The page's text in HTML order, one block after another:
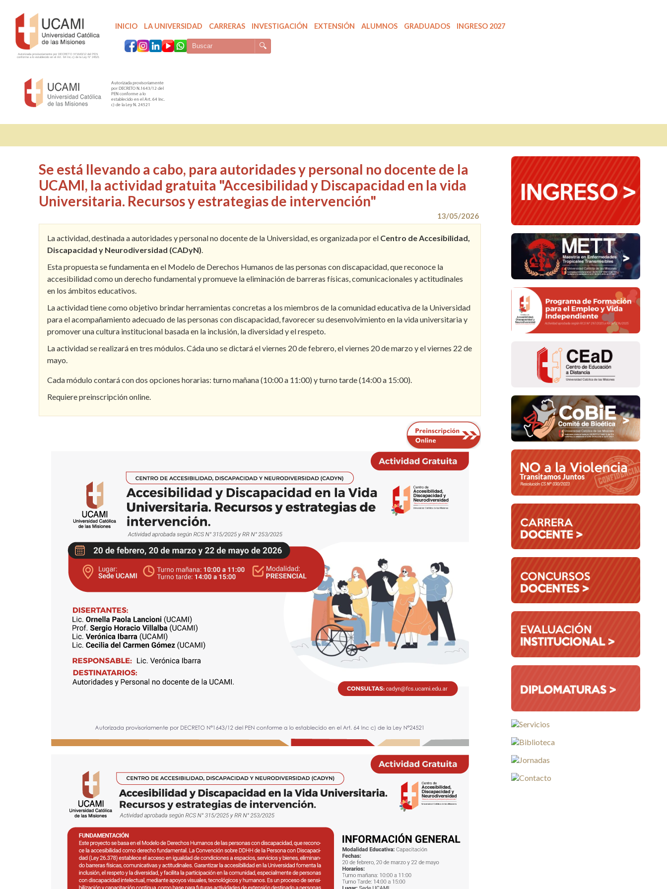
Autorizada provisoriamente por DECRETO N°1643/12 del PEN
conforme a lo establecido en el Art. 64 Inc.c) de la Ley N° 24521
INICIO LA UNIVERSIDAD CARRERAS INVESTIGACIÓN EXTENSIÓN ALUMNOS GRADUADOS INGRESO 2027
🔍
Se está llevando a cabo, para autoridades y personal no docente de la
UCAMI, la actividad gratuita "Accesibilidad y Discapacidad en la vida
Universitaria. Recursos y estrategias de intervención"
13/05/2026
La actividad, destinada a autoridades y personal no docente de la Universidad, es organizada por el Centro de Accesibilidad,
Discapacidad y Neurodiversidad (CADyN).
Esta propuesta se fundamenta en el Modelo de Derechos Humanos de las personas con discapacidad, que reconoce la
accesibilidad como un derecho fundamental y promueve la eliminación de barreras físicas, comunicacionales y actitudinales
en los ámbitos educativos.
La actividad tiene como objetivo brindar herramientas concretas a los miembros de la comunidad educativa de la Universidad
para el acompañamiento adecuado de las personas con discapacidad, favorecer su desenvolvimiento en la vida universitaria y
promover una cultura institucional basada en la inclusión, la diversidad y el respeto.
La actividad se realizará en tres módulos. Cáda uno se dictará el viernes 20 de febrero, el viernes 20 de marzo y el viernes 22 de
mayo.
Cada módulo contará con dos opciones horarias: turno mañana (10:00 a 11:00) y turno tarde (14:00 a 15:00).
Requiere preinscripción online.